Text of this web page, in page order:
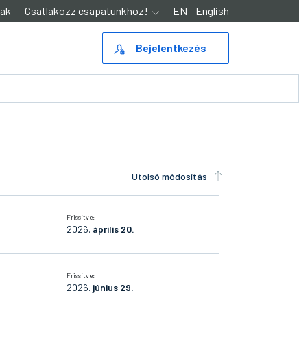
Csatlakozz csapatunkhoz! EN - English
Bejelentkezés
Utolsó módosítás
Frissítve:
2026. április 20.
Frissítve:
2026. június 29.